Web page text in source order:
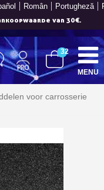
Român Portugheză
van 30€.
€5 korting
in Nederland
32
MENU
voor carrosserie